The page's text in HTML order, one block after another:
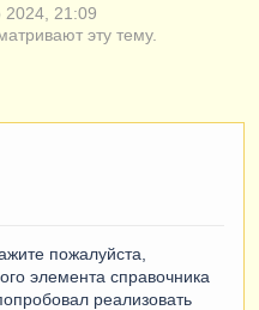
2024, 21:09
эту тему.
пожалуйста,
элемента справочника
реализовать